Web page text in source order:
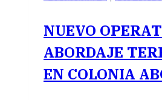
NUEVO
ABORDAJE
EN COLONIA